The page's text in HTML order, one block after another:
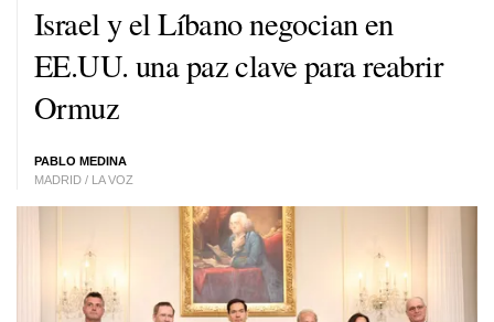
Israel y el Líbano negocian en
EE.UU. una paz clave para reabrir
Ormuz
PABLO MEDINA
MADRID / LA VOZ